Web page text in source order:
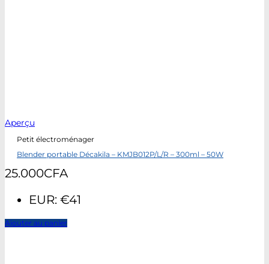
Aperçu
Petit électroménager
Blender portable Décakila – KMJB012P/L/R – 300ml – 50W
25.000CFA
EUR: €41
Ajouter au panier